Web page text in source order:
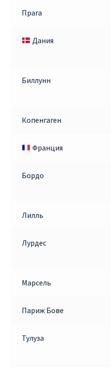
Прага
Дания
Биллунн
Копенгаген
Франция
Бордо
Лилль
Лурдес
Марсель
Париж Бове
Тулуза